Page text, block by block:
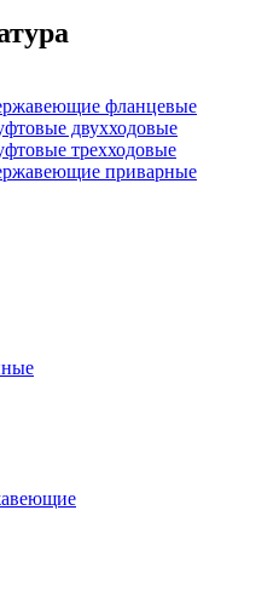
фланцевые
двухходовые
трехходовые
приварные